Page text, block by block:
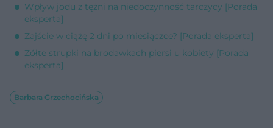
Wpływ jodu z tężni na niedoczynność tarczycy [Porada
eksperta]
Zajście w ciążę 2 dni po miesiączce? [Porada eksperta]
Żółte strupki na brodawkach piersi u kobiety [Porada
eksperta]
Barbara Grzechocińska